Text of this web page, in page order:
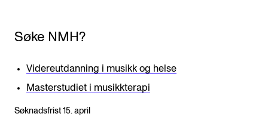
Søke NMH?
Videreutdanning i musikk og helse
Masterstudiet i musikkterapi
Søknadsfrist 15. april